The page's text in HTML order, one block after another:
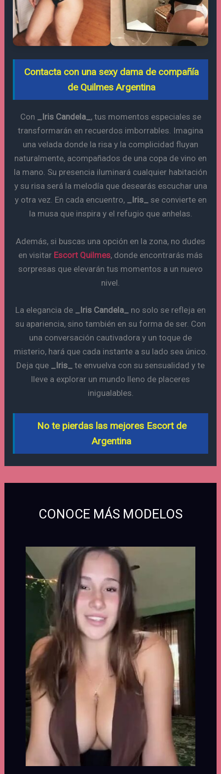
Contacta con una sexy dama de compañía
de Quilmes Argentina
Con _Iris Candela_, tus momentos especiales se
transformarán en recuerdos imborrables. Imagina
una velada donde la risa y la complicidad fluyan
naturalmente, acompañados de una copa de vino en
la mano. Su presencia iluminará cualquier habitación
y su risa será la melodía que desearás escuchar una
y otra vez. En cada encuentro, _Iris_se convierte en
la musa que inspira y el refugio que anhelas.
Además, si buscas una opción en la zona, no dudes
en visitar Escort Quilmes, donde encontrarás más
sorpresas que elevarán tus momentos a un nuevo
nivel.
La elegancia de _Iris Candela_
no solo se refleja en
su apariencia, sino también en su forma de ser. Con
una conversación cautivadora y un toque de
misterio, hará que cada instante a su lado sea único.
Deja que
_Iris_
te envuelva con su sensualidad y te
lleve a explorar un mundo lleno de placeres
inigualables.
No te pierdas las mejores Escort de
Argentina
CONOCE MÁS MODELOS